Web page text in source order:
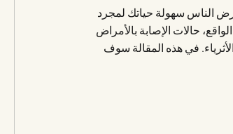
الناس سهولة حياتك لمجرد
حالات الإصابة بالأمراض
في هذه المقالة سوف